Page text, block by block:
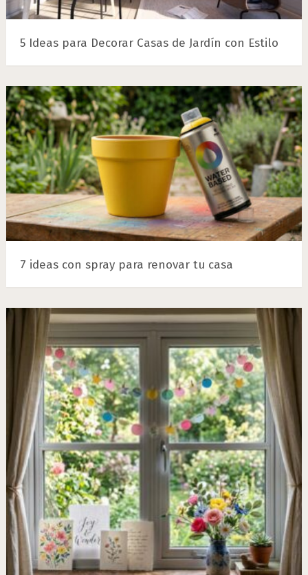
5 Ideas para Decorar Casas de Jardín con Estilo
7 ideas con spray para renovar tu casa